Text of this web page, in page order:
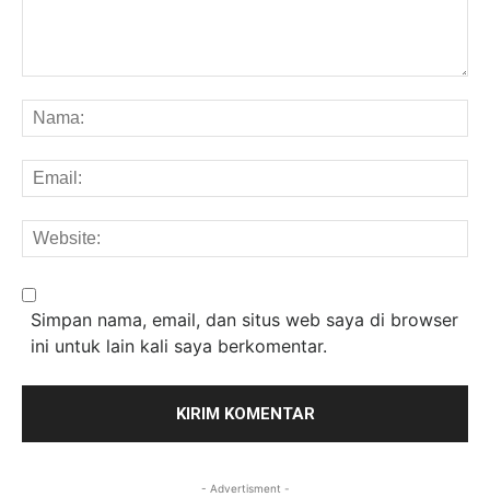
Simpan nama, email, dan situs web saya di browser
ini untuk lain kali saya berkomentar.
- Advertisment -